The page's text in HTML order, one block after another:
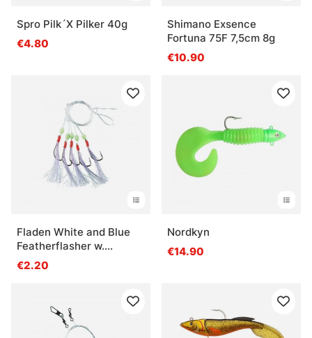
Spro Pilk´X Pilker 40g
€4.80
Shimano Exsence
Fortuna 75F 7,5cm 8g
€10.90
Fladen White and Blue
Featherflasher w.
glowing balls
€2.20
Nordkyn
€14.90